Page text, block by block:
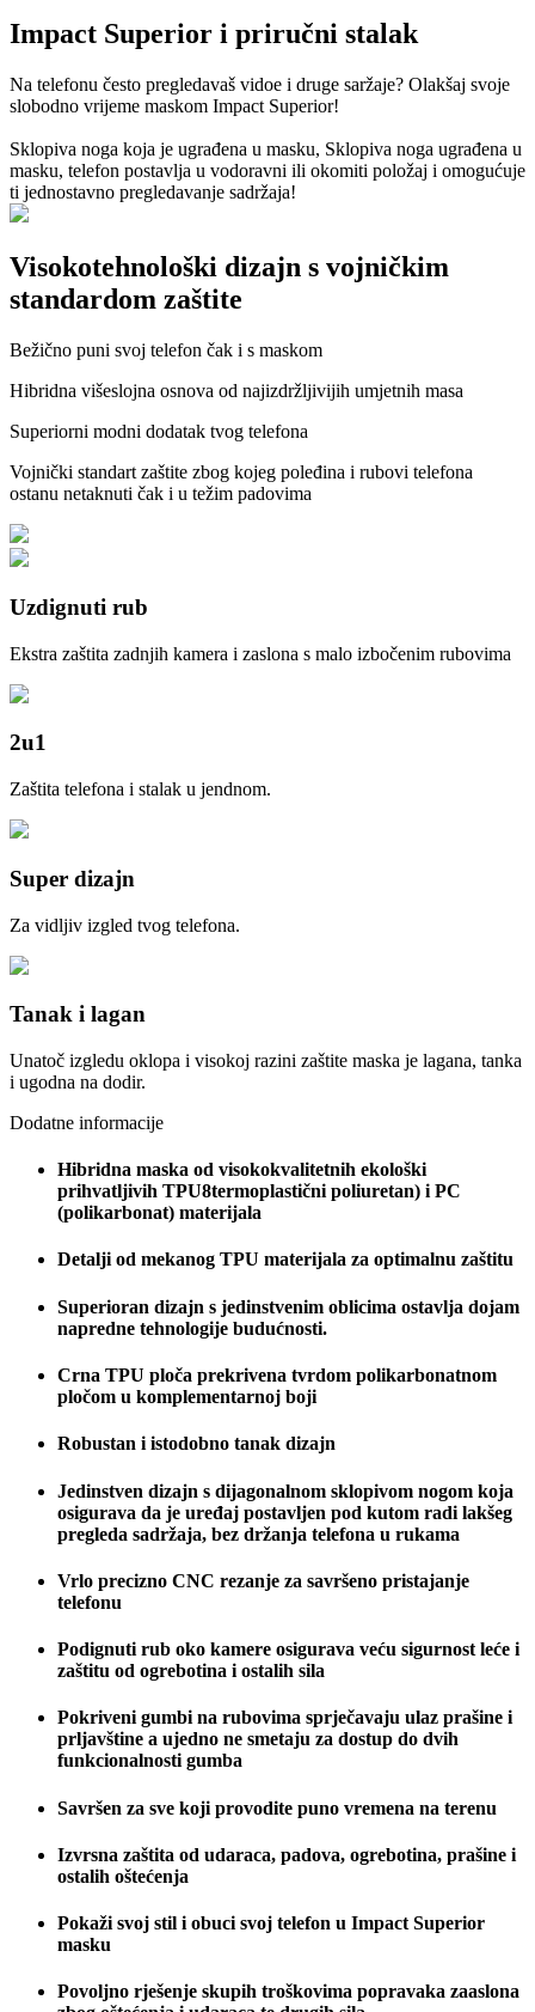
Impact Superior i priručni stalak
Na telefonu često pregledavaš vidoe i druge saržaje? Olakšaj svoje
slobodno vrijeme maskom Impact Superior!
Sklopiva noga koja je ugrađena u masku, Sklopiva noga ugrađena u
masku, telefon postavlja u vodoravni ili okomiti položaj i omogućuje
ti jednostavno pregledavanje sadržaja!
Visokotehnološki dizajn s vojničkim
standardom zaštite
Bežično puni svoj telefon čak i s maskom
Hibridna višeslojna osnova od najizdržljivijih umjetnih masa
Superiorni modni dodatak tvog telefona
Vojnički standart zaštite zbog kojeg poleđina i rubovi telefona
ostanu netaknuti čak i u težim padovima
Uzdignuti rub
Ekstra zaštita zadnjih kamera i zaslona s malo izbočenim rubovima
2u1
Zaštita telefona i stalak u jendnom.
Super dizajn
Za vidljiv izgled tvog telefona.
Tanak i lagan
Unatoč izgledu oklopa i visokoj razini zaštite maska je lagana, tanka
i ugodna na dodir.
Dodatne informacije
Hibridna maska od visokokvalitetnih ekološki
prihvatljivih TPU8termoplastični poliuretan) i PC
(polikarbonat) materijala
Detalji od mekanog TPU materijala za optimalnu zaštitu
Superioran dizajn s jedinstvenim oblicima ostavlja dojam
napredne tehnologije budućnosti.
Crna TPU ploča prekrivena tvrdom polikarbonatnom
pločom u komplementarnoj boji
Robustan i istodobno tanak dizajn
Jedinstven dizajn s dijagonalnom sklopivom nogom koja
osigurava da je uređaj postavljen pod kutom radi lakšeg
pregleda sadržaja, bez držanja telefona u rukama
Vrlo precizno CNC rezanje za savršeno pristajanje
telefonu
Podignuti rub oko kamere osigurava veću sigurnost leće i
zaštitu od ogrebotina i ostalih sila
Pokriveni gumbi na rubovima sprječavaju ulaz prašine i
prljavštine a ujedno ne smetaju za dostup do dvih
funkcionalnosti gumba
Savršen za sve koji provodite puno vremena na terenu
Izvrsna zaštita od udaraca, padova, ogrebotina, prašine i
ostalih oštećenja
Pokaži svoj stil i obuci svoj telefon u Impact Superior
masku
Povoljno rješenje skupih troškovima popravaka zaaslona